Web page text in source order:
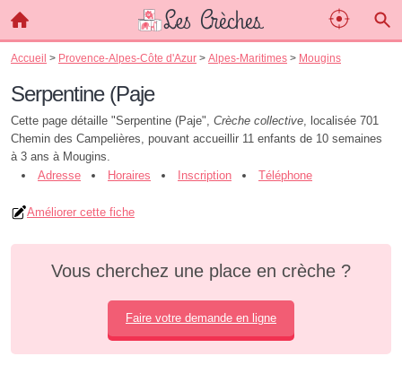
Accueil > Provence-Alpes-Côte d'Azur > Alpes-Maritimes > Mougins
Serpentine (Paje
Cette page détaille "Serpentine (Paje", Crèche collective, localisée 701
Chemin des Campelières, pouvant accueillir 11 enfants de 10 semaines
à 3 ans à Mougins.
Adresse
Horaires Inscription Téléphone
Améliorer cette fiche
Vous cherchez une place en crèche ?
Faire votre demande en ligne